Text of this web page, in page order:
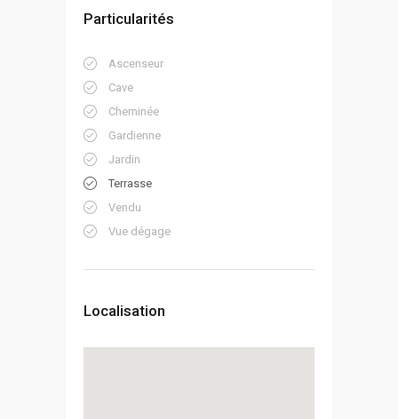
Particularités
Ascenseur
Cave
Cheminée
Gardienne
Jardin
Terrasse
Vendu
Vue dégage
Localisation